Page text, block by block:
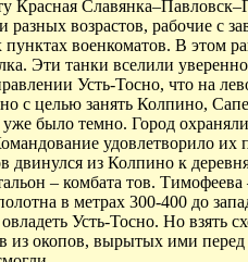
Красная
возрастов, рабочие с
военкоматов. В этом
Эти танки вселили
Усть-Тосно, что на
с целью занять Колпино,
было темно. Город
удовлетворило их
двинулся из Колпино к
– комбата тов.
в метрах 300-400 до
Усть-Тосно. Но
окопов, вырытых ими